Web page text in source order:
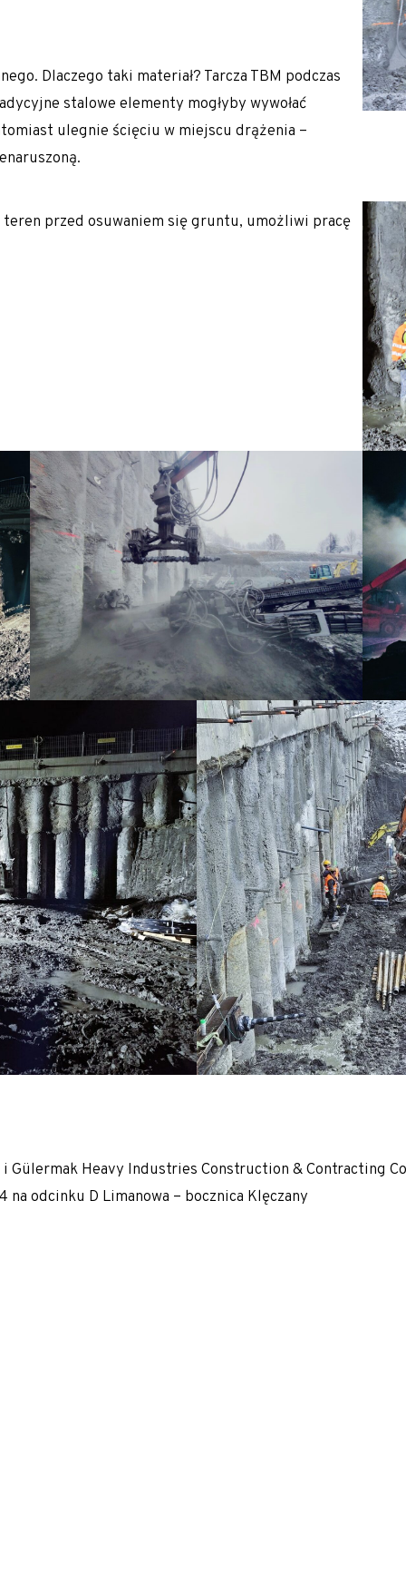
Dlaczego taki materiał? Tarcza TBM podczas
stalowe elementy mogłyby wywołać
ulegnie ścięciu w miejscu drążenia –
przed osuwaniem się gruntu, umożliwi pracę
Gülermak Heavy Industries Construction & Contracting
‎‎odcinku D Limanowa – bocznica Klęczany